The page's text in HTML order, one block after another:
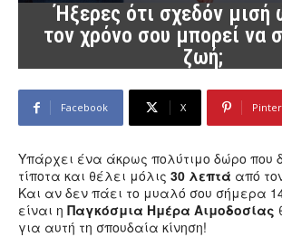
Ήξερες ότι σχεδόν μισή
τον χρόνο σου μπορεί να
ζωή;
Facebook X
Υπάρχει ένα άκρως πολύτιμο δώρο που
τίποτα και θέλει μόλις 30 λεπτά από
Και αν δεν πάει το μυαλό σου σήμερα 14
είναι η Παγκόσμια Ημέρα Αιμοδοσίας
για αυτή τη σπουδαία κίνηση!